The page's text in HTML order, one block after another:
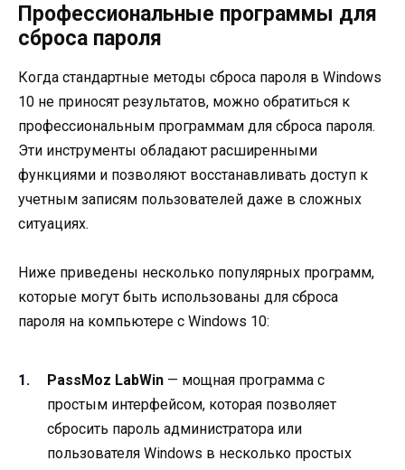
Профессиональные программы для
сброса пароля
Когда стандартные методы сброса пароля в Windows
10 не приносят результатов, можно обратиться к
профессиональным программам для сброса пароля.
Эти инструменты обладают расширенными
функциями и позволяют восстанавливать доступ к
учетным записям пользователей даже в сложных
ситуациях.
Ниже приведены несколько популярных программ,
которые могут быть использованы для сброса
пароля на компьютере с Windows 10:
PassMoz LabWin — мощная программа с
простым интерфейсом, которая позволяет
сбросить пароль администратора или
пользователя Windows в несколько простых